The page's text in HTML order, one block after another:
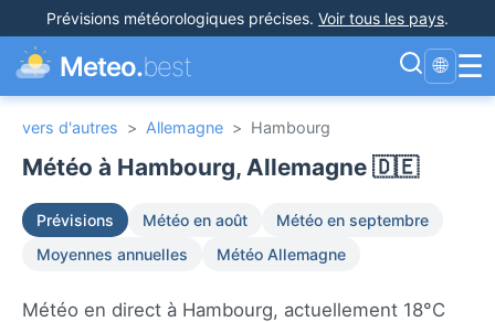
Prévisions météorologiques précises. Voir tous les pays.
Meteo.best 🌐 ☰
vers d'autres > Allemagne > Hambourg
Météo à Hambourg, Allemagne 🇩🇪
Prévisions Météo en août
Météo en septembre
Moyennes annuelles
Météo Allemagne
Météo en direct à Hambourg, actuellement 18°C